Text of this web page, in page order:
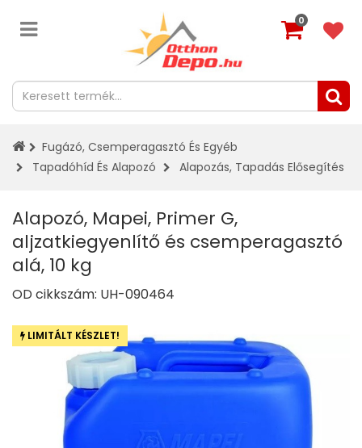
0
Fugázó, Csemperagasztó És Egyéb
Tapadóhíd És Alapozó
Alapozás, Tapadás Elősegítés
Alapozó, Mapei, Primer G,
aljzatkiegyenlítő és csemperagasztó
alá, 10 kg
OD cikkszám: UH-090464
LIMITÁLT KÉSZLET!